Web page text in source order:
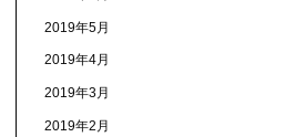
2019年5月
2019年4月
2019年3月
2019年2月